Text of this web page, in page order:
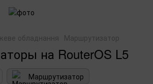
обладнання Маршрутизатор
на RouterOS L5
Маршрутизатор